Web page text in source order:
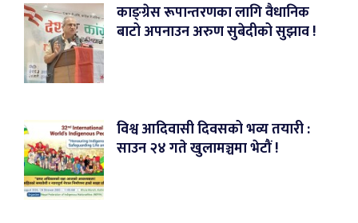
काङ्ग्रेस रूपान्तरणका लागि वैधानिक
बाटो अपनाउन अरुण सुबेदीको सुझाव !
विश्व आदिवासी दिवसको भव्य तयारी :
साउन २४ गते खुलामञ्चमा भेटौं !